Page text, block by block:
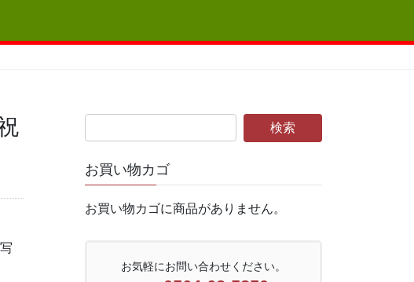
お買い物カゴ
お買い物カゴに商品がありません。
お気軽にお問い合わせください。